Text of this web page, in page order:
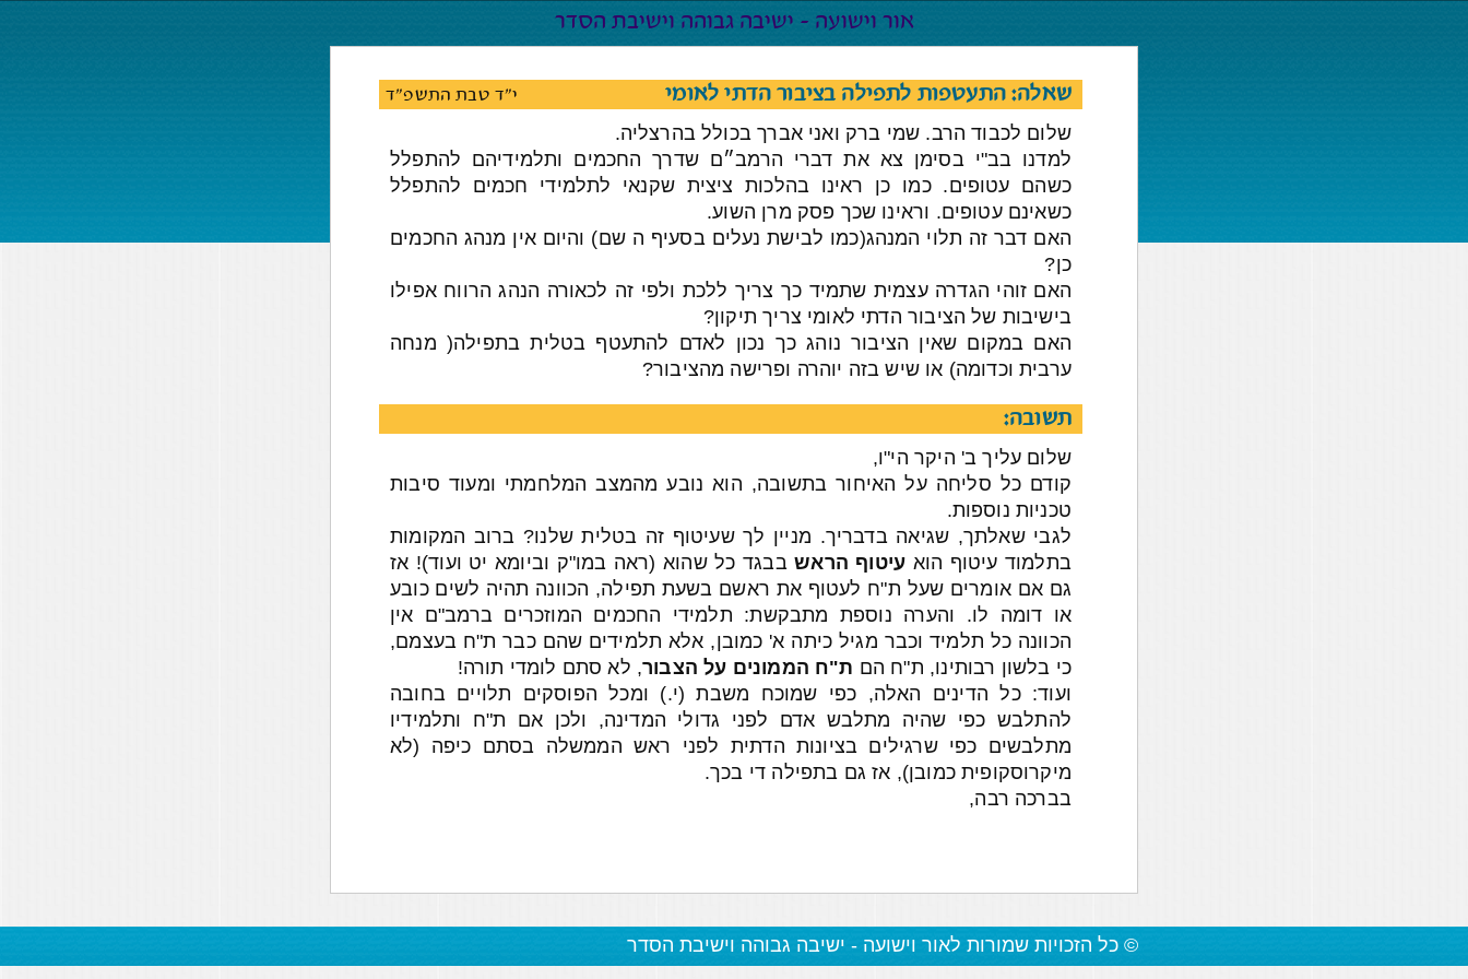
י"ד טבת התשפ"ד שאלה: התעטפות לתפילה בציבור הדתי לאומי
שלום לכבוד הרב. שמי ברק ואני אברך בכולל בהרצליה.
למדנו בב"י בסימן צא את דברי הרמב״ם שדרך החכמים ותלמידיהם להתפלל
כשהם עטופים. כמו כן ראינו בהלכות ציצית שקנאי לתלמידי חכמים להתפלל
כשאינם עטופים. וראינו שכך פסק מרן השוע.
האם דבר זה תלוי המנהג(כמו לבישת נעלים בסעיף ה שם) והיום אין מנהג החכמים
כן?
האם זוהי הגדרה עצמית שתמיד כך צריך ללכת ולפי זה לכאורה הנהג הרווח אפילו
בישיבות של הציבור הדתי לאומי צריך תיקון?
האם במקום שאין הציבור נוהג כך נכון לאדם להתעטף בטלית בתפילה( מנחה
ערבית וכדומה) או שיש בזה יוהרה ופרישה מהציבור?
תשובה:
שלום עליך ב' היקר הי"ו,
קודם כל סליחה על האיחור בתשובה, הוא נובע מהמצב המלחמתי ומעוד סיבות
טכניות נוספות.
לגבי שאלתך, שגיאה בדבריך. מניין לך שעיטוף זה בטלית שלנו? ברוב המקומות
בתלמוד עיטוף הוא עיטוף הראשבבגד כל שהוא (ראה במו"ק וביומא יט ועוד)! אז
גם אם אומרים שעל ת"ח לעטוף את ראשם בשעת תפילה, הכוונה תהיה לשים כובע
או דומה לו. והערה נוספת מתבקשת: תלמידי החכמים המוזכרים ברמב"ם אין
הכוונה כל תלמיד וכבר מגיל כיתה א' כמובן, אלא תלמידים שהם כבר ת"ח בעצמם,
כי בלשון רבותינו, ת"ח הם ת"ח הממונים על הצבור, לא סתם לומדי תורה!
ועוד: כל הדינים האלה, כפי שמוכח משבת (י.) ומכל הפוסקים תלויים בחובה
להתלבש כפי שהיה מתלבש אדם לפני גדולי המדינה, ולכן אם ת"ח ותלמידיו
מתלבשים כפי שרגילים בציונות הדתית לפני ראש הממשלה בסתם כיפה (לא
מיקרוסקופית כמובן), אז גם בתפילה די בכך.
בברכה רבה,
© כל הזכויות שמורות לאור וישועה - ישיבה גבוהה וישיבת הסדר